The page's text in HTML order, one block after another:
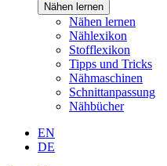
Nähen lernen
Nähen lernen
Nählexikon
Stofflexikon
Tipps und Tricks
Nähmaschinen
Schnittanpassung
Nähbücher
EN
DE